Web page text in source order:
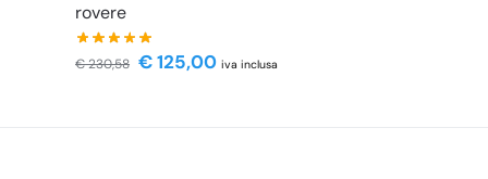
rovere
€230,58 €125,00 iva inclusa